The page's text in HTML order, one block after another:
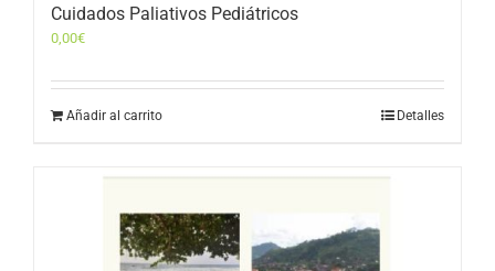
Cuidados Paliativos Pediátricos
0,00€
Añadir al carrito Detalles